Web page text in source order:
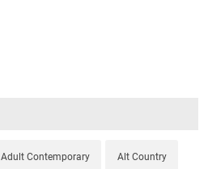
Adult Contemporary Alt Country